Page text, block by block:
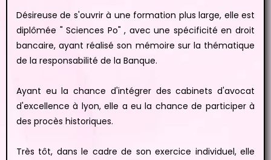
Désireuse de s'ouvrir à une formation plus large, elle est
diplômée " Sciences Po" , avec une spécificité en droit
bancaire, ayant réalisé son mémoire sur la thématique
de la responsabilité de la Banque.
Ayant eu la chance d'intégrer des cabinets d'avocat
d'excellence à lyon, elle a eu la chance de participer à
des procès historiques.
Très tôt, dans le cadre de son exercice individuel, elle